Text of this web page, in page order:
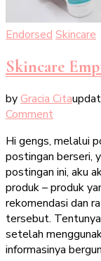
Endorsed Skincare
Skincare
byGracia Cita
Commenton
Empties
Part1:
Facial
Wash
Hi gengs, melalui
postingan berseri,
postingan ini, aku
produk – produk
rekomendasi dan
tersebut.
setelah
informasinya